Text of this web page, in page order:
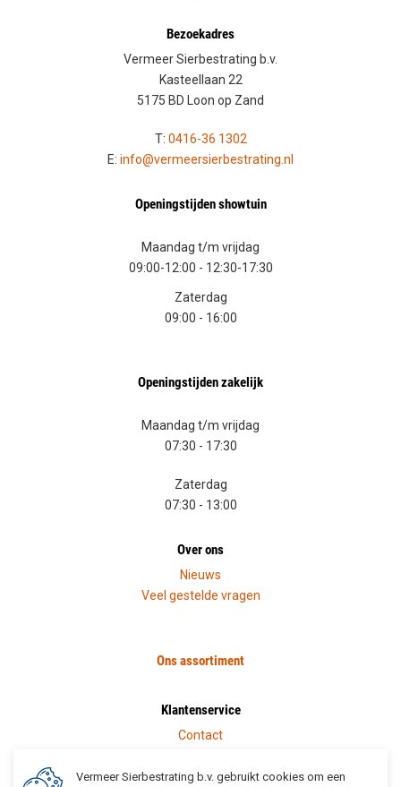
Bezoekadres
Vermeer Sierbestrating b.v.
Kasteellaan 22
5175 BD Loon op Zand
T: 0416-36 1302
E: info@vermeersierbestrating.nl
Openingstijden showtuin
Maandag t/m vrijdag
09:00-12:00 - 12:30-17:30
Zaterdag
09:00 - 16:00
Openingstijden zakelijk
Maandag t/m vrijdag
07:30 - 17:30
Zaterdag
07:30 - 13:00
Over ons
Nieuws
Veel gestelde vragen
Ons assortiment
Klantenservice
Contact
Betalen
Vermeer Sierbestrating b.v. gebruikt cookies om een